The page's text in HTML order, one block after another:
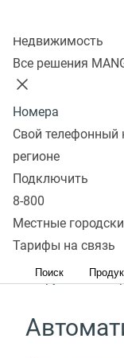
Недвижимость
Все решения
Номера
Свой
регионе
Подключить
8-800
Местные
Тарифы на связь
Поиск
Быстрое
Управление
сотрудников